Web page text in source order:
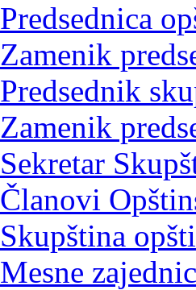
Predsednica
Zamenik
Predsednik
Zamenik
Sekretar
Članovi
Skupština
Mesne